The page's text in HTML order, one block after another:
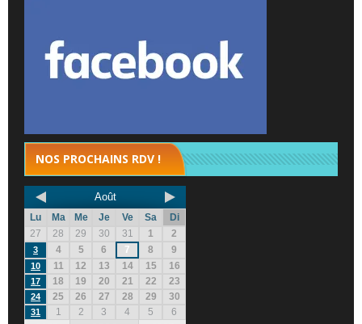
NOS PROCHAINS RDV !
Août
Lu Ma Me Je Ve Sa
Di
27
28 29 30 31 1 2
3 4 5 6 7 8 9
10 11 12 13 14 15 16
17 18 19 20 21 22 23
24 25 26 27 28 29 30
31 1 2 3 4 5 6